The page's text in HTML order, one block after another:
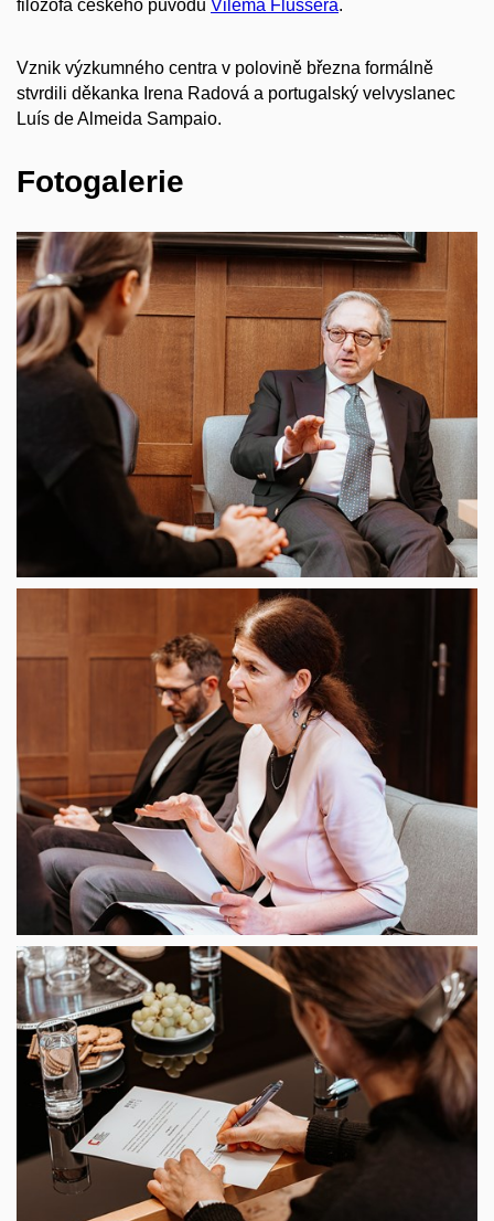
filozofa českého původu Viléma Flussera.
Vznik výzkumného centra v polovině března formálně
stvrdili děkanka Irena Radová a portugalský velvyslanec
Luís de Almeida Sampaio.
Fotogalerie